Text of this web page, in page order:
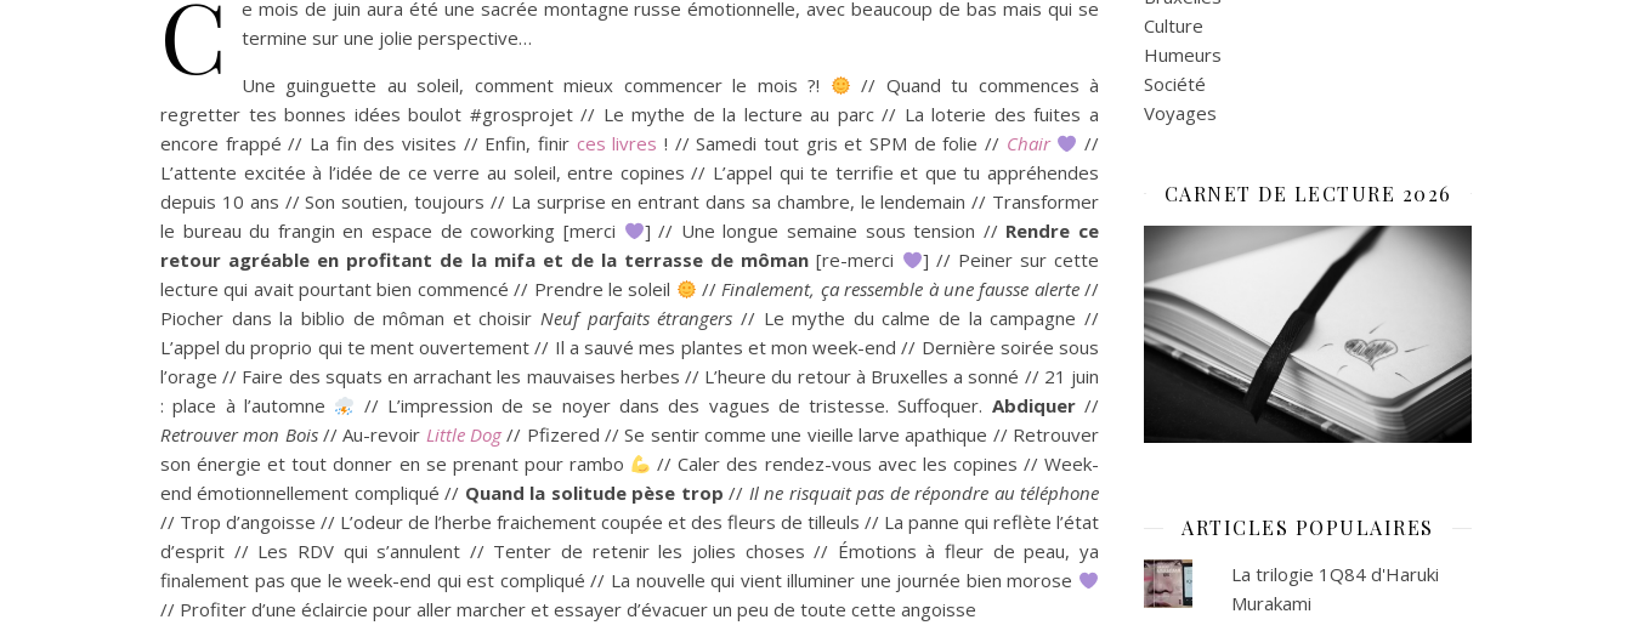
C
e mois de juin aura été une sacrée montagne russe émotionnelle, avec beaucoup de bas mais qui se
termine sur une jolie perspective…
Une guinguette au soleil, comment mieux commencer le mois ?!
// Quand tu commences à
regretter tes bonnes idées boulot #grosprojet // Le mythe de la lecture au parc // La loterie des fuites a
encore frappé // La fin des visites // Enfin, finir ces livres ! // Samedi tout gris et SPM de folie // Chair
//
L’attente excitée à l’idée de ce verre au soleil, entre copines // L’appel qui te terrifie et que tu appréhendes
depuis 10 ans // Son soutien, toujours // La surprise en entrant dans sa chambre, le lendemain // Transformer
le bureau du frangin en espace de coworking [merci
] // Une longue semaine sous tension // Rendre ce
retour agréable en profitant de la mifa et de la terrasse de môman [re-merci
] // Peiner sur cette
lecture qui avait pourtant bien commencé // Prendre le soleil
//Finalement, ça ressemble à une fausse alerte//
Piocher dans la biblio de môman et choisirNeuf parfaits étrangers // Le mythe du calme de la campagne //
L’appel du proprio qui te ment ouvertement // Il a sauvé mes plantes et mon week-end // Dernière soirée sous
l’orage // Faire des squats en arrachant les mauvaises herbes // L’heure du retour à Bruxelles a sonné // 21 juin
: place à l’automne
// L’impression de se noyer dans des vagues de tristesse. Suffoquer. Abdiquer//
Retrouver mon Bois// Au-revoir Little Dog // Pfizered // Se sentir comme une vieille larve apathique // Retrouver
son énergie et tout donner en se prenant pour rambo
// Caler des rendez-vous avec les copines // Week-
end émotionnellement compliqué // Quand la solitude pèse trop // Il ne risquait pas de répondre au téléphone
// Trop d’angoisse // L’odeur de l’herbe fraichement coupée et des fleurs de tilleuls // La panne qui reflète l’état
d’esprit // Les RDV qui s’annulent // Tenter de retenir les jolies choses // Émotions à fleur de peau, ya
finalement pas que le week-end qui est compliqué // La nouvelle qui vient illuminer une journée bien morose
// Profiter d’une éclaircie pour aller marcher et essayer d’évacuer un peu de toute cette angoisse
Culture
Humeurs
Société
Voyages
CARNET DE LECTURE 2026
ARTICLES POPULAIRES
La trilogie 1Q84 d'Haruki
Murakami